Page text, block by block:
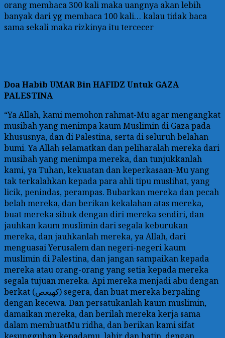
orang membaca 300 kali maka uangnya akan lebih
banyak dari yg membaca 100 kali… kalau tidak baca
sama sekali maka rizkinya itu tercecer
DoaHabib UMAR Bin HAFIDZ Untuk GAZA
PALESTINA
“Ya Allah, kami memohon rahmat-Mu agar mengangkat
musibah yang menimpa kaum Muslimin di Gaza pada
khususnya, dan di Palestina, serta di seluruh belahan
bumi. Ya Allah selamatkan dan peliharalah mereka dari
musibah yang menimpa mereka, dan tunjukkanlah
kami, ya Tuhan, kekuatan dan keperkasaan-Mu yang
tak terkalahkan kepada para ahli tipu muslihat, yang
licik, penindas, perampas. Bubarkan mereka dan pecah
belah mereka, dan berikan kekalahan atas mereka,
buat mereka sibuk dengan diri mereka sendiri, dan
jauhkan kaum muslimin dari segala keburukan
mereka, dan jauhkanlah mereka, ya Allah, dari
menguasai Yerusalem dan negeri-negeri kaum
muslimin di Palestina, dan jangan sampaikan kepada
mereka atau orang-orang yang setia kepada mereka
segala tujuan mereka. Api mereka menjadi abu dengan
berkat (كهيعص) segera, dan buat mereka berpaling
dengan kecewa. Dan persatukanlah kaum muslimin,
damaikan mereka, dan berilah mereka kerja sama
dalam membuatMu ridha, dan berikan kami sifat